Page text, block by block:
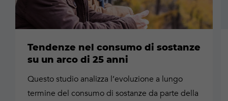
Tendenze nel consumo di sostanze
su un arco di 25 anni
Questo studio analizza l’evoluzione a lungo
termine del consumo di sostanze da parte della